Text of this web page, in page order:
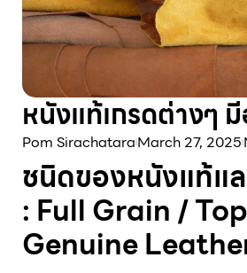
หนังแท้เกรดต่างๆ มี
Pom SirachataraMarch 27, 2025
ชนิดของหนังแท้แ
: Full Grain/
Genuine